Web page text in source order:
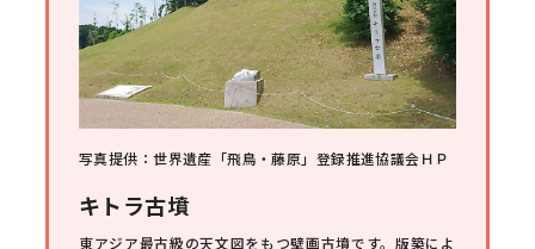
写真提供：世界遺産「飛鳥・藤原」登録推進協議会ＨＰ
キトラ古墳
東アジア最古級の天文図をもつ壁画古墳です。版築によ